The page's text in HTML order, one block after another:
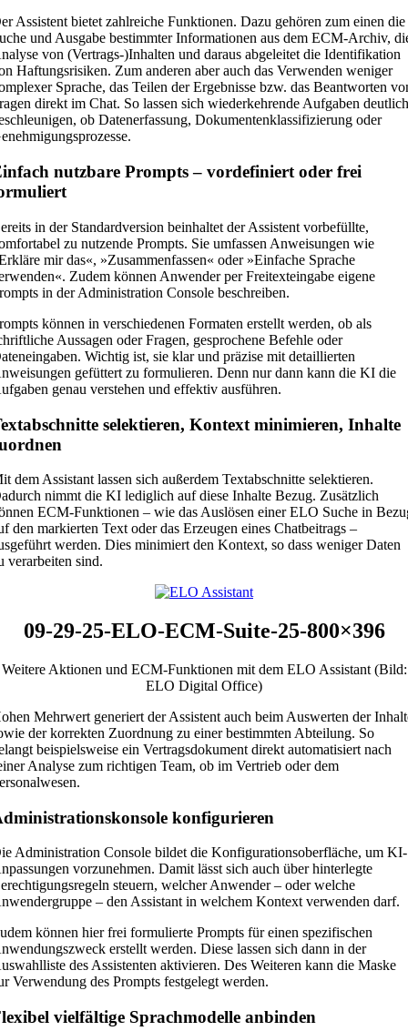
Assistent bietet zahlreiche Funktionen. Dazu gehören zum einen die
und Ausgabe bestimmter Informationen aus dem ECM-Archiv,
von (Vertrags-)Inhalten und daraus abgeleitet die Identifikation
Haftungsrisiken. Zum anderen aber auch das Verwenden weniger
Sprache, das Teilen der Ergebnisse bzw. das Beantworten
direkt im Chat. So lassen sich wiederkehrende Aufgaben
ob Datenerfassung, Dokumentenklassifizierung oder
nutzbare Prompts – vordefiniert oder frei
in der Standardversion beinhaltet der Assistent vorbefüllte,
zu nutzende Prompts. Sie umfassen Anweisungen wie
mir das«, »Zusammenfassen« oder »Einfache Sprache
Zudem können Anwender per Freitexteingabe eigene
in der Administration Console beschreiben.
können in verschiedenen Formaten erstellt werden, ob als
Aussagen oder Fragen, gesprochene Befehle oder
Wichtig ist, sie klar und präzise mit detaillierten
gefüttert zu formulieren. Denn nur dann kann die KI die
genau verstehen und effektiv ausführen.
selektieren, Kontext minimieren, Inhalte
dem Assistant lassen sich außerdem Textabschnitte selektieren.
nimmt die KI lediglich auf diese Inhalte Bezug. Zusätzlich
ECM-Funktionen – wie das Auslösen einer ELO Suche in
den markierten Text oder das Erzeugen eines Chatbeitrags –
werden. Dies minimiert den Kontext, so dass weniger Daten
verarbeiten sind.
09-29-25-ELO-ECM-Suite-25-800×396
Weitere Aktionen und ECM-Funktionen mit dem ELO Assistant (Bild:
ELO Digital Office)
Mehrwert generiert der Assistent auch beim Auswerten der
der korrekten Zuordnung zu einer bestimmten Abteilung. So
beispielsweise ein Vertragsdokument direkt automatisiert nach
Analyse zum richtigen Team, ob im Vertrieb oder dem
konfigurieren
Administration Console bildet die Konfigurationsoberfläche, um KI-
vorzunehmen. Damit lässt sich auch über hinterlegte
steuern, welcher Anwender – oder welche
– den Assistant in welchem Kontext verwenden darf.
können hier frei formulierte Prompts für einen spezifischen
erstellt werden. Diese lassen sich dann in der
des Assistenten aktivieren. Des Weiteren kann die Maske
Verwendung des Prompts festgelegt werden.
vielfältige Sprachmodelle anbinden